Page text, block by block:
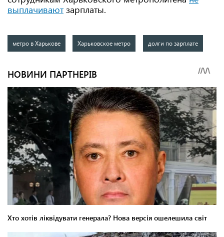
выплачиваютзарплаты.
метро в Харькове Харьковское метро долги по зарплате